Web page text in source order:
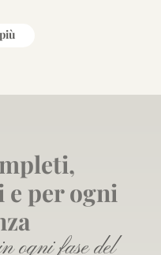
e per ogni
ogni fase del